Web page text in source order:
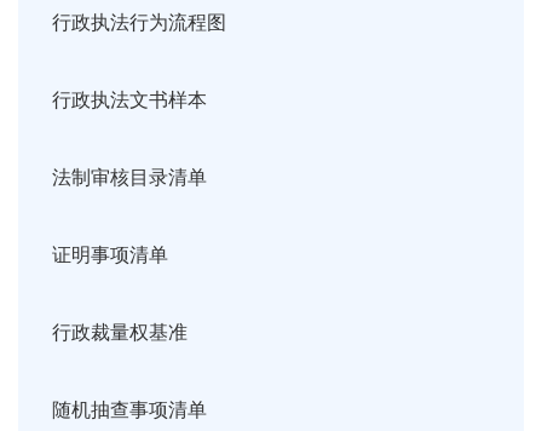
行政执法行为流程图
行政执法文书样本
法制审核目录清单
证明事项清单
行政裁量权基准
随机抽查事项清单